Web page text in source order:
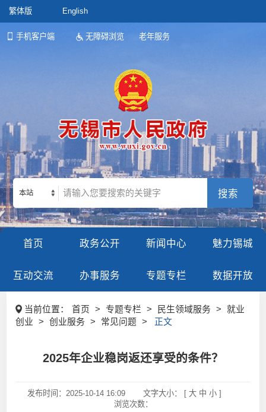
繁体版 English
手机客户端 无障碍浏览 老年服务
本站
首页 政务公开 新闻中心 魅力锡城
互动交流 办事服务 专题专栏 数据开放
当前位置： 首页 > 专题专栏 > 民生领域服务 >
就业
创业
> 创业服务 > 常见问题 > 正文
2025年企业稳岗返还享受的条件？
发布时间： 2025-10-14 16:09 文字大小： [ 大 中 小]
浏览次数：